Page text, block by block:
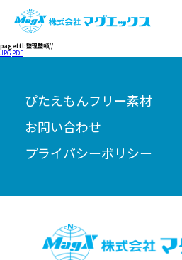
pagettl:整理整頓//
JPG PDF
ぴたえもんフリー素材
お問い合わせ
プライバシーポリシー